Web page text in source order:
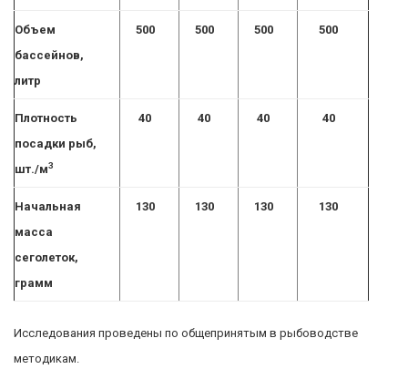
Объем
бассейнов,
литр
500 500 500 500
Плотность
посадки рыб,
шт./м3
40 40 40 40
Начальная
масса
сеголеток,
грамм
130 130 130 130
Исследования проведены по общепринятым в рыбоводстве
методикам.